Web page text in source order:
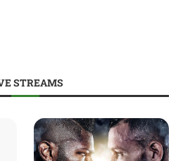
STREAMS